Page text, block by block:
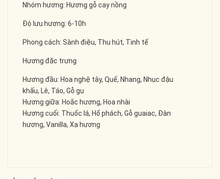
Nhóm hương: Hương gỗ cay nồng
Độ lưu hương: 6-10h
Phong cách: Sành điệu, Thu hút, Tinh tế
Hương đặc trưng
Hương đầu: Hoa nghệ tây, Quế, Nhang, Nhục đậu
khấu, Lê, Táo, Gỗ gụ
Hương giữa: Hoắc hương, Hoa nhài
Hương cuối: Thuốc lá, Hổ phách, Gỗ guaiac, Đàn
hương, Vanilla, Xạ hương